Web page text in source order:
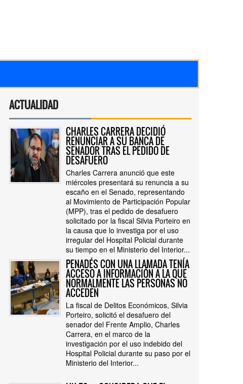
ACTUALIDAD
CHARLES CARRERA DECIDIÓ
RENUNCIAR A SU BANCA DE
SENADOR TRAS EL PEDIDO DE
DESAFUERO
Charles Carrera anunció que este
miércoles presentará su renuncia a su
escaño en el Senado, representando
al Movimiento de Participación Popular
(MPP), tras el pedido de desafuero
solicitado por la fiscal Silvia Porteiro en
la causa que lo investiga por el uso
irregular del Hospital Policial durante
su tiempo en el Ministerio del Interior...
PENADÉS CON UNA LLAMADA TENÍA
ACCESO A INFORMACIÓN A LA QUE
NORMALMENTE LAS PERSONAS NO
ACCEDEN
La fiscal de Delitos Económicos, Silvia
Porteiro, solicitó el desafuero del
senador del Frente Amplio, Charles
Carrera, en el marco de la
investigación por el uso indebido del
Hospital Policial durante su paso por el
Ministerio del Interior...